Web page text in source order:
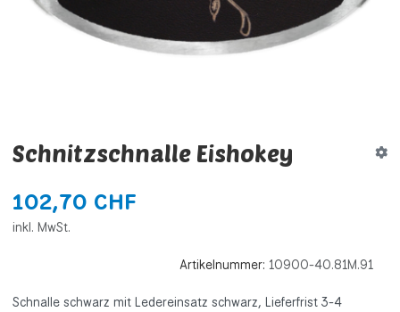
Schnitzschnalle Eishokey
102,70 CHF
inkl. MwSt.
Artikelnummer: 10900-40.81M.91
Schnalle schwarz mit Ledereinsatz schwarz, Lieferfrist 3-4